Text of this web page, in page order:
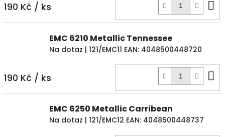
190 Kč / ks
EMC 6210 Metallic Tennessee
Na dotaz | 121/EMC11 EAN: 4048500448720
190 Kč / ks
EMC 6250 Metallic Carribean
Na dotaz | 121/EMC12 EAN: 4048500448737